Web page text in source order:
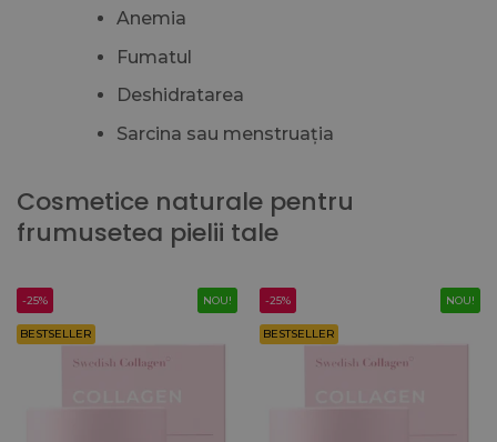
Anemia
Fumatul
Deshidratarea
Sarcina sau menstruația
Cosmetice naturale pentru
frumusetea pielii tale
-25%
BESTSELLER
NOU! -25%
BESTSELLER
NOU!